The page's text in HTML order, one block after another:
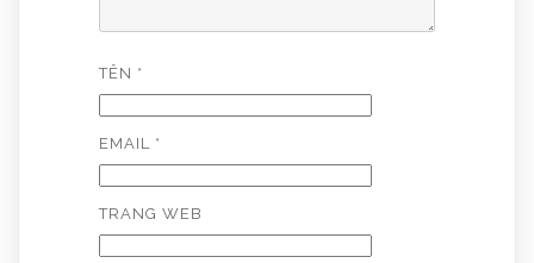
TÊN *
EMAIL *
TRANG WEB